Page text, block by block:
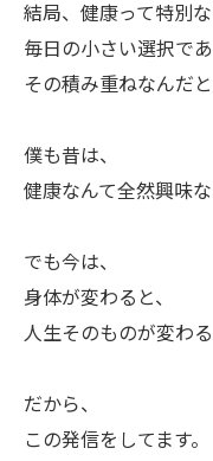
結局、健康って特別
毎日の小さい選択で
その積み重ねなんだと
僕も昔は、
健康なんて全然興味な
でも今は、
身体が変わると、
人生そのものが変わる
だから、
この発信をしてます。